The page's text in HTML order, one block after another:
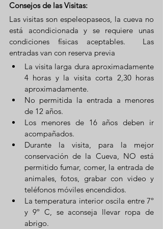
Consejos de las Visitas:
Las visitas son espeleopaseos, la cueva no
está acondicionada y se requiere unas
condiciones físicas aceptables.  Las
entradas van con reserva previa
La visita larga dura aproximadamente
4 horas y la visita corta 2,30 horas
aproximadamente.
No permitida la entrada a menores
de 12 años.
Los menores de 16 años deben ir
acompañados.
Durante la visita, para la mejor
conservación de la Cueva, NO está
permitido fumar, comer, la entrada de
animales, fotos, grabar con video y
teléfonos móviles encendidos.
La temperatura interior oscila entre 7º
y 9º C, se aconseja llevar ropa de
abrigo.